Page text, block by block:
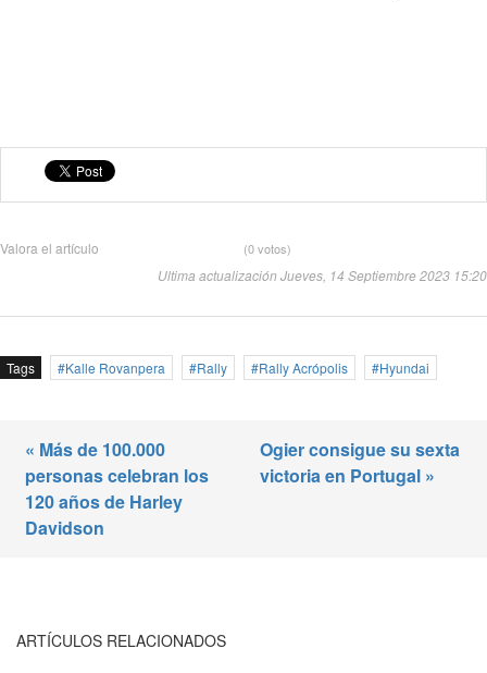
Valora el artículo (0 votos)
Ultima actualización Jueves, 14 Septiembre 2023 15:20
Tags Kalle Rovanpera Rally Rally Acrópolis Hyundai
« Más de 100.000
personas celebran los
120 años de Harley
Davidson
Ogier consigue su sexta
victoria en Portugal »
ARTÍCULOS RELACIONADOS